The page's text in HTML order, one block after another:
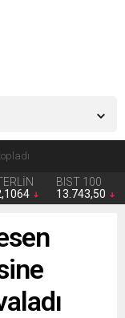
BIST 100
13.743,50